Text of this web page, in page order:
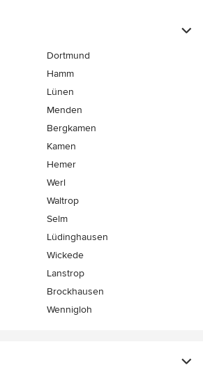
Dortmund
Hamm
Lünen
Menden
Bergkamen
Kamen
Hemer
Werl
Waltrop
Selm
Lüdinghausen
Wickede
Lanstrop
Brockhausen
Wennigloh